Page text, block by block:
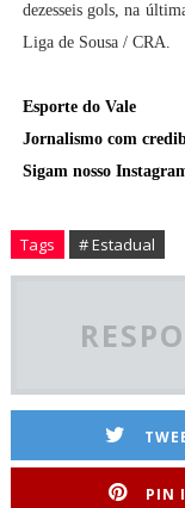
dezesseis gols, na
Liga de Sousa / CRA.
Esporte do Vale
Jornalismo com
Sigam nosso
Tags # Estadual
PIN